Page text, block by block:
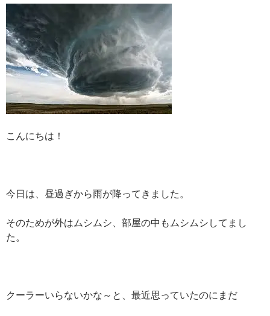
こんにちは！
今日は、昼過ぎから雨が降ってきました。
そのためが外はムシムシ、部屋の中もムシムシしてまし
た。
クーラーいらないかな～と、最近思っていたのにまだ